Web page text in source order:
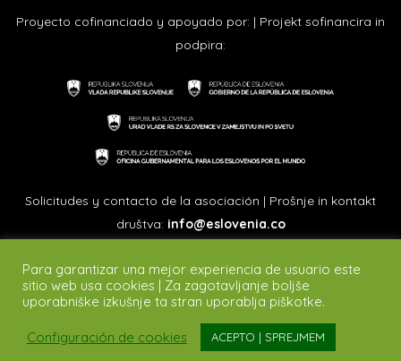
Proyecto cofinanciado y apoyado por: | Projekt sofinancira in
podpira:
Solicitudes y contacto de la asociación | Prošnje in kontakt
društva: info@eslovenia.co
derechos reservados. Vse pravice pridržane.
Foto de portada | Naslovna slika: Tomo Jeseničnik - Slovenian Tourist Board
Para garantizar una mejor experiencia de usuario este
sitio web usa cookies | Za zagotavljanje boljše
uporabniške izkušnje ta stran uporablja piškotke.
Configuración de cookies ACEPTO | SPREJMEM